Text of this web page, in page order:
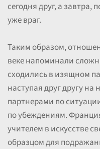
сегодня друг, а завтра,
уже враг.
Таким образом,
веке напоминали
сходились в изящном
наступая друг другу
партнерами по
по убеждениям.
учителем в искусстве
образцом для